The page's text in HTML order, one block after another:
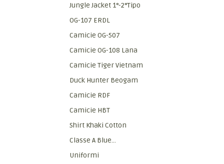
Jungle Jacket 1°-2°Tipo
OG-107 ERDL
Camicie OG-507
Camicie OG-108 Lana
Camicie Tiger Vietnam
Duck Hunter Beogam
Camicie RDF
Camicie HBT
Shirt Khaki Cotton
Classe A Blue...
Uniformi